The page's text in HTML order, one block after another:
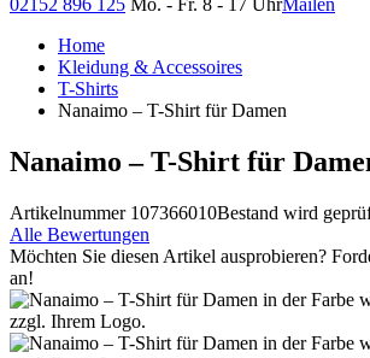
02152 896 125 Mo. - Fr. 8 - 17 UhrMailen
Home
Kleidung & Accessoires
T-Shirts
Nanaimo – T-Shirt für Damen
Nanaimo – T-Shirt für
Artikelnummer 107366010Bestand wird
Alle Bewertungen
Möchten Sie diesen Artikel ausprobieren?
an!